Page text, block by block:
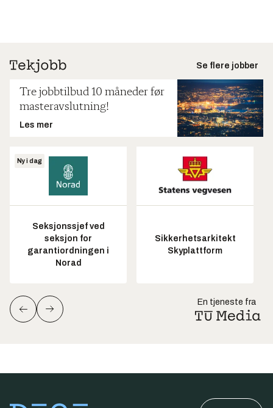
Se flere jobber
Tre jobbtilbud 10 måneder før
masteravslutning!
Les mer
Ny i dag
Seksjonssjef ved
seksjon for
garantiordningen i
Norad
Sikkerhetsarkitekt
Skyplattform
En tjeneste fra